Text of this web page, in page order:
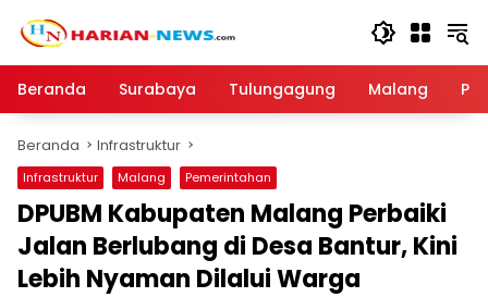
Beranda
Surabaya Tulungagung Malang
Beranda Infrastruktur
Infrastruktur Malang Pemerintahan
DPUBM Kabupaten Malang Perbaiki
Jalan Berlubang di Desa Bantur, Kini
Lebih Nyaman Dilalui Warga